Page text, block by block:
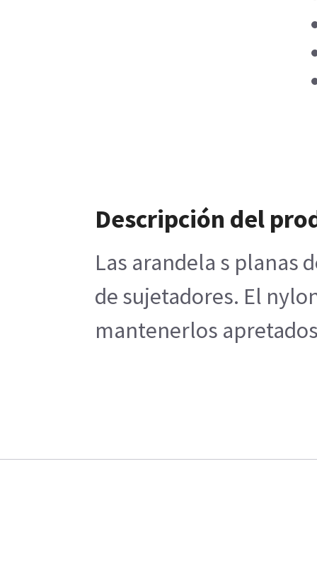
Descripción del
Las arandela s planas
de sujetadores. El
mantenerlos